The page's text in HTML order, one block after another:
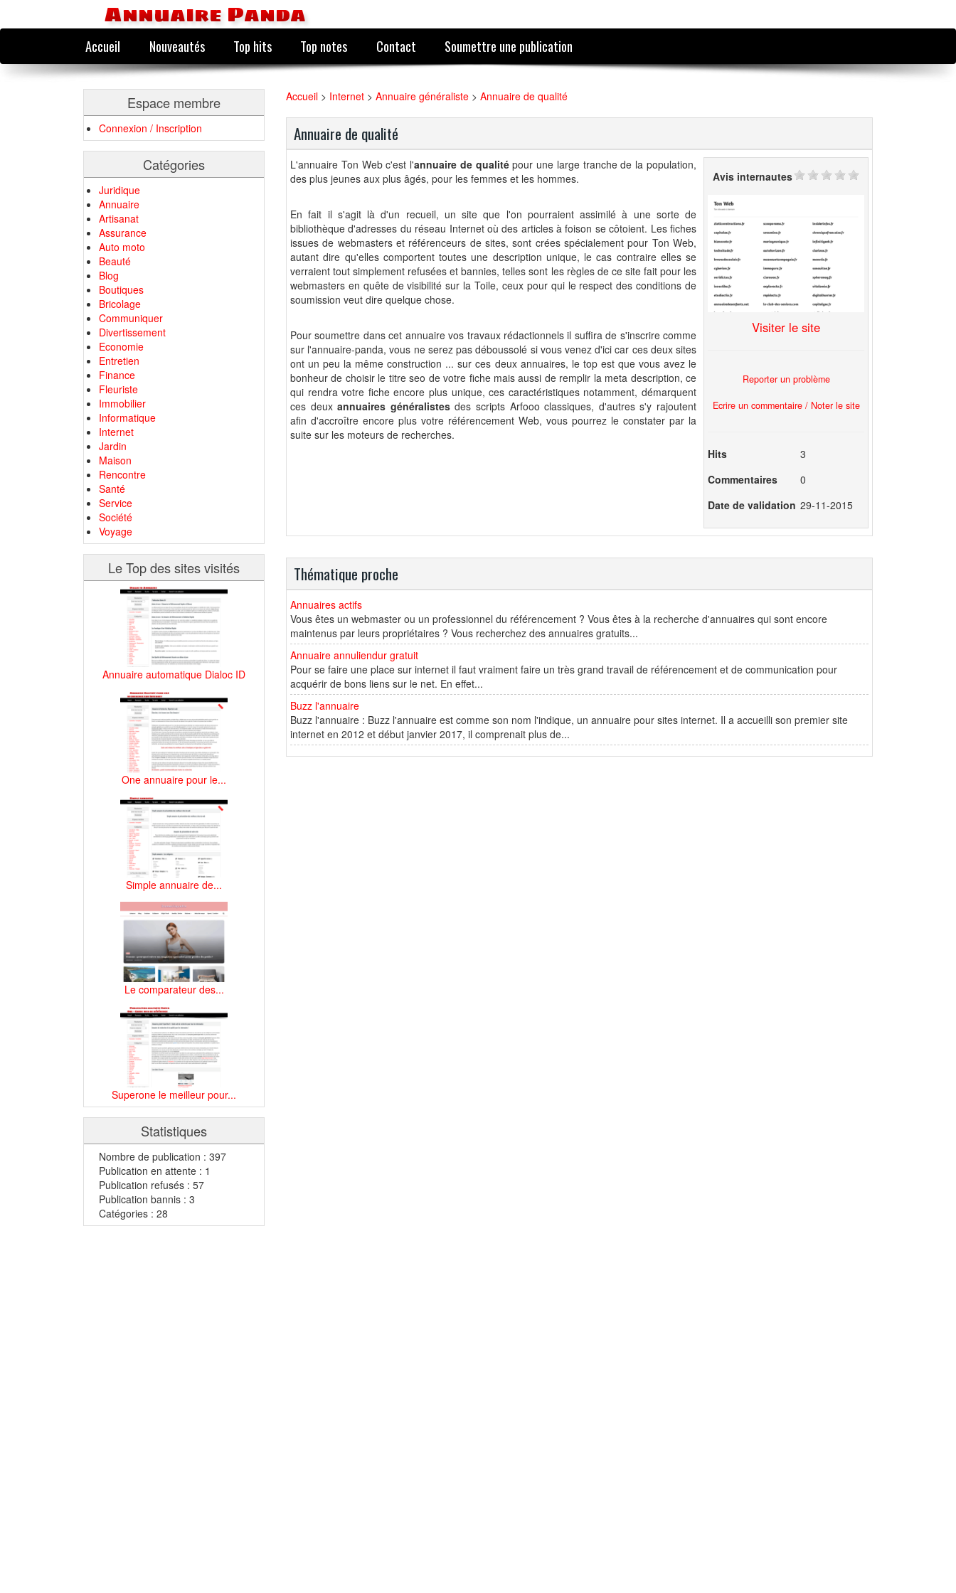
Annuaire Panda
Accueil Nouveautés Top hits Top notes Contact Soumettre une publication
Espace membre
Connexion / Inscription
Catégories
Juridique
Annuaire
Artisanat
Assurance
Auto moto
Beauté
Blog
Boutiques
Bricolage
Communiquer
Divertissement
Economie
Entretien
Finance
Fleuriste
Immobilier
Informatique
Internet
Jardin
Maison
Rencontre
Santé
Service
Société
Voyage
Le Top des sites visités
Annuaire automatique Dialoc ID
One annuaire pour le...
Simple annuaire de...
Le comparateur des...
Superone le meilleur pour...
Statistiques
Nombre de publication : 397
Publication en attente : 1
Publication refusés : 57
Publication bannis : 3
Catégories : 28
Accueil > Internet > Annuaire généraliste > Annuaire de qualité
Annuaire de qualité
L'annuaire Ton Web c'est l'annuaire de qualitépour une large tranche de la population,
des plus jeunes aux plus âgés, pour les femmes et les hommes.
En fait il s'agit là d'un recueil, un site que l'on pourraient assimilé à une sorte de
bibliothèque d'adresses du réseau Internet où des articles à foison se côtoient. Les fiches
issues de webmasters et référenceurs de sites, sont crées spécialement pour Ton Web,
autant dire qu'elles comportent toutes une description unique, le cas contraire elles se
verraient tout simplement refusées et bannies, telles sont les règles de ce site fait pour les
webmasters en quête de visibilité sur la Toile, ceux pour qui le respect des conditions de
soumission veut dire quelque chose.
Pour soumettre dans cet annuaire vos travaux rédactionnels il suffira de s'inscrire comme
sur l'annuaire-panda, vous ne serez pas déboussolé si vous venez d'ici car ces deux sites
ont un peu la même construction ... sur ces deux annuaires, le top est que vous avez le
bonheur de choisir le titre seo de votre fiche mais aussi de remplir la meta description, ce
qui rendra votre fiche encore plus unique, ces caractéristiques notamment, démarquent
ces deuxannuaires généralistesdes scripts Arfooo classiques, d'autres s'y rajoutent
afin d'accroître encore plus votre référencement Web, vous pourrez le constater par la
suite sur les moteurs de recherches.
Avis internautes
Visiter le site
Reporter un problème
Ecrire un commentaire / Noter le site
Hits
3
Commentaires
0
Date de validation 29-11-2015
Thématique proche
Annuaires actifs
Vous êtes un webmaster ou un professionnel du référencement ? Vous êtes à la recherche d'annuaires qui sont encore
maintenus par leurs propriétaires ? Vous recherchez des annuaires gratuits...
Annuaire annuliendur gratuit
Pour se faire une place sur internet il faut vraiment faire un très grand travail de référencement et de communication pour
acquérir de bons liens sur le net. En effet...
Buzz l'annuaire
Buzz l'annuaire : Buzz l'annuaire est comme son nom l'indique, un annuaire pour sites internet. Il a accueilli son premier site
internet en 2012 et début janvier 2017, il comprenait plus de...